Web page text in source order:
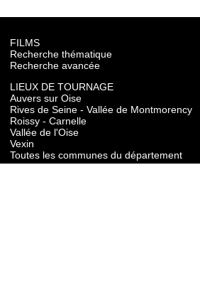
FILMS
Recherche thématique
Recherche avancée
LIEUX DE TOURNAGE
Auvers sur Oise
Rives de Seine - Vallée de Montmorency
Roissy - Carnelle
Vallée de l'Oise
Vexin
Toutes les communes du département